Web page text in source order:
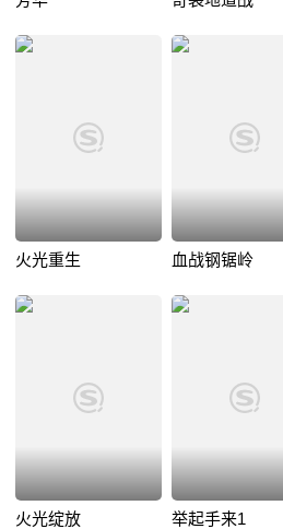
火光重生 血战钢锯岭
火光绽放 举起手来1